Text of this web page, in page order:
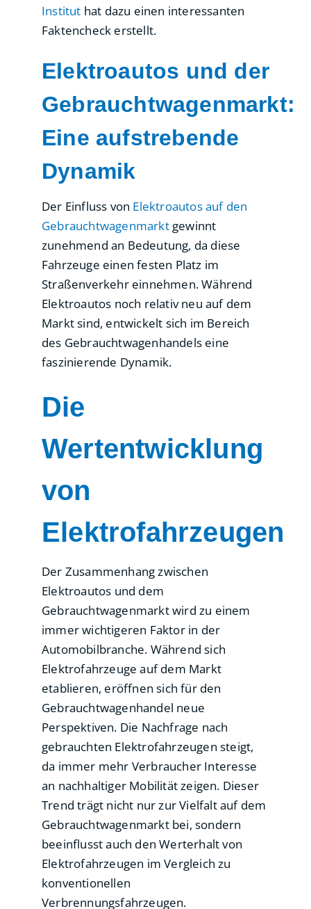
Institut hat dazu einen interessanten
Faktencheck erstellt.
Elektroautos und der
Gebrauchtwagenmarkt:
Eine aufstrebende
Dynamik
Der Einfluss von Elektroautos auf den
Gebrauchtwagenmarktgewinnt
zunehmend an Bedeutung, da diese
Fahrzeuge einen festen Platz im
Straßenverkehr einnehmen. Während
Elektroautos noch relativ neu auf dem
Markt sind, entwickelt sich im Bereich
des Gebrauchtwagenhandels eine
faszinierende Dynamik.
Die
Wertentwicklung
von
Elektrofahrzeugen
Der Zusammenhang zwischen
Elektroautos und dem
Gebrauchtwagenmarkt wird zu einem
immer wichtigeren Faktor in der
Automobilbranche. Während sich
Elektrofahrzeuge auf dem Markt
etablieren, eröffnen sich für den
Gebrauchtwagenhandel neue
Perspektiven. Die Nachfrage nach
gebrauchten Elektrofahrzeugen steigt,
da immer mehr Verbraucher Interesse
an nachhaltiger Mobilität zeigen. Dieser
Trend trägt nicht nur zur Vielfalt auf dem
Gebrauchtwagenmarkt bei, sondern
beeinflusst auch den Werterhalt von
Elektrofahrzeugen im Vergleich zu
konventionellen
Verbrennungsfahrzeugen.